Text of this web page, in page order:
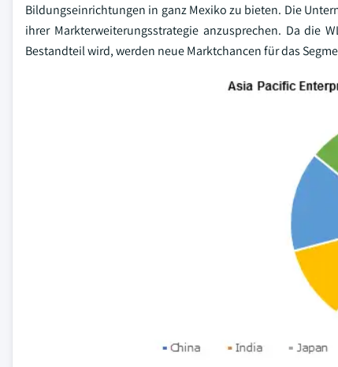
Bildungseinrichtungen in ganz Mexiko zu bieten. Die
ihrer Markterweiterungsstrategie anzusprechen. Da die
Bestandteil wird, werden neue Marktchancen für das